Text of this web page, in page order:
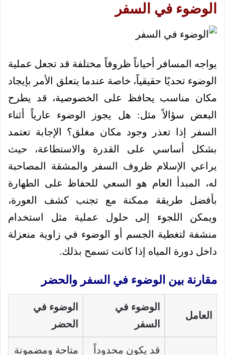
الوضوء في السفر
يواجه المسافر أحياناً ظروفاً مختلفة قد تجعل عملية
الوضوء تحديًا حقيقياً، خاصة عندما يتعلق الأمر بإيجاد
مكان مناسب يحافظ على الخصوصية، قد يطرح
البعض سؤالاً مثل: هل يجوز الوضوء عارياً أثناء
السفر إذا تعذر وجود مكان مغلق؟ الإجابة تعتمد
بشكل أساسي على القدرة والاستطاعة، حيث
يراعي الإسلام ظروف السفر والمشقة المصاحبة
له، المبدأ العام هو السعي للحفاظ على الطهارة
بأفضل طريقة ممكنة مع تجنب كشف العورة،
ويمكن اللجوء إلى حلول عملية مثل استخدام
منشفة لتغطية الجسم أو الوضوء في زاوية منعزلة
داخل دورة المياه إذا كانت تسمح بذلك.
مقارنة بين الوضوء في السفر والحضر
العامل
الوضوء في
السفر
الوضوء في
الحضر
قد يكون محدوداً
متاحة ومضمونة